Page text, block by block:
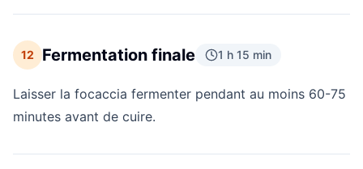
12 Fermentation finale 1 h 15 min
Laisser la focaccia fermenter pendant au moins 60-75
minutes avant de cuire.